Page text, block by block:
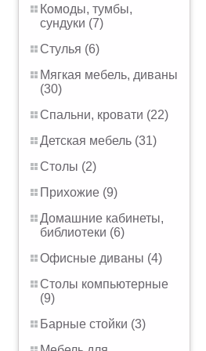
Комоды, тумбы,
сундуки (7)
Стулья (6)
Мягкая мебель, диваны
(30)
Спальни, кровати (22)
Детская мебель (31)
Столы (2)
Прихожие (9)
Домашние кабинеты,
библиотеки (6)
Офисные диваны (4)
Столы компьютерные
(9)
Барные стойки (3)